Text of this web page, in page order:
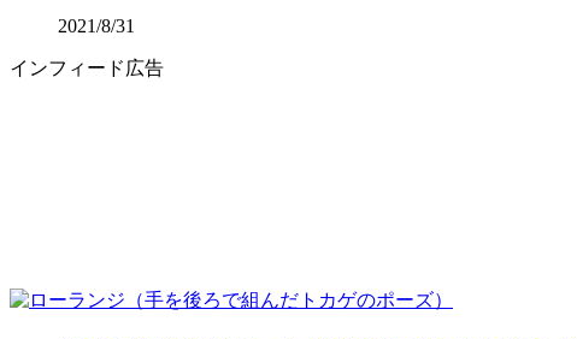
2021/8/31
インフィード広告